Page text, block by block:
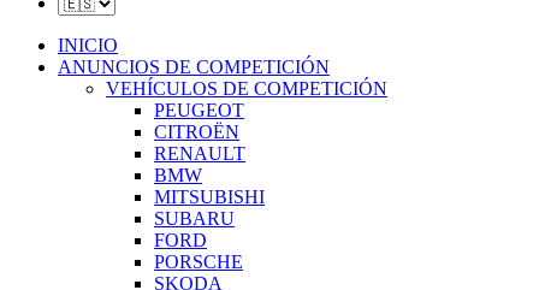
INICIO
ANUNCIOS DE COMPETICIÓN
VEHÍCULOS DE COMPETICIÓN
PEUGEOT
CITROËN
RENAULT
BMW
MITSUBISHI
SUBARU
FORD
PORSCHE
SKODA